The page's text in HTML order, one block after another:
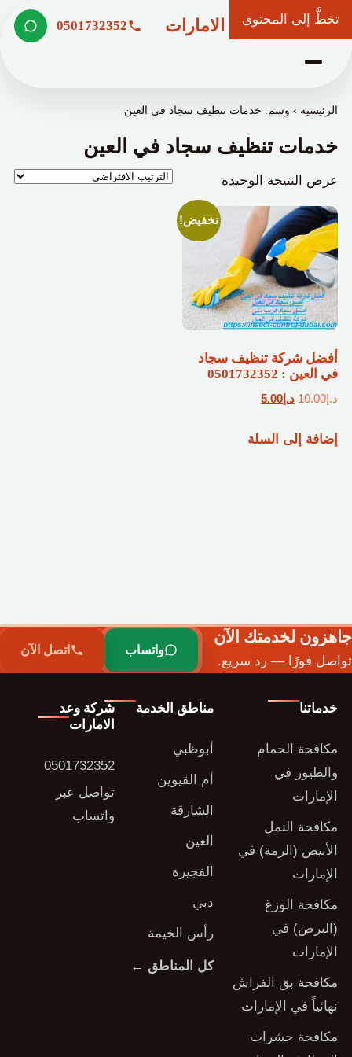
تخطَّ إلى المحتوى
شركة وعد الامارات 0501732352
الرئيسية ›وسم: خدمات تنظيف سجاد في العين
خدمات تنظيف سجاد في العين
عرض النتيجة الوحيدة
تخفيض!
أفضل شركة تنظيف سجاد
في العين : 0501732352
د.إ10.00 السعر
هو:
د.إ 5.00السعر
هو:
إضافة إلى السلة
جاهزون لخدمتك الآن
تواصل فورًا — رد سريع.
واتساب اتصل الآن
خدماتنا
مكافحة الحمام
والطيور في
الإمارات
مكافحة النمل
الأبيض (الرمة) في
الإمارات
مكافحة الوزغ
(البرص) في
الإمارات
مكافحة بق الفراش
نهائياً في الإمارات
مكافحة حشرات
مناطق الخدمة
أبوظبي
أم القيوين
الشارقة
العين
الفجيرة
دبي
رأس الخيمة
كل المناطق ←
شركة وعد
الامارات
0501732352
تواصل عبر
واتساب